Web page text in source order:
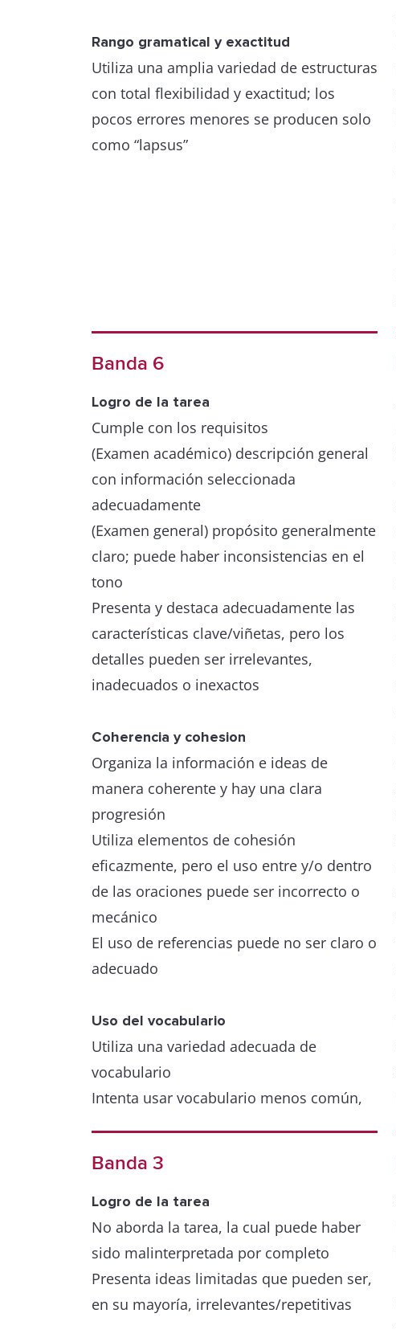
Rango gramatical y exactitud
Utiliza una amplia variedad de estructuras
con total flexibilidad y exactitud; los
pocos errores menores se producen solo
como “lapsus”
Banda 6
Logro de la tarea
Cumple con los requisitos
(Examen académico) descripción general
con información seleccionada
adecuadamente
(Examen general) propósito generalmente
claro; puede haber inconsistencias en el
tono
Presenta y destaca adecuadamente las
características clave/viñetas, pero los
detalles pueden ser irrelevantes,
inadecuados o inexactos
Coherencia y cohesion
Organiza la información e ideas de
manera coherente y hay una clara
progresión
Utiliza elementos de cohesión
eficazmente, pero el uso entre y/o dentro
de las oraciones puede ser incorrecto o
mecánico
El uso de referencias puede no ser claro o
adecuado
Uso del vocabulario
Utiliza una variedad adecuada de
vocabulario
Intenta usar vocabulario menos común,
en la formación de palabras, pero estos
no dificultan la comunicación
Precisión y rango grammatical
Combina oraciones simples y complejas
Comete algunos errores gramaticales y de
Banda 3
Logro de la tarea
No aborda la tarea, la cual puede haber
sido malinterpretada por completo
Presenta ideas limitadas que pueden ser,
en su mayoría, irrelevantes/repetitivas